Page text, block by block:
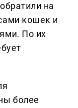
на
кошек и
По их
более